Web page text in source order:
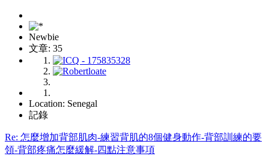
Newbie
文章: 35
Location: Senegal
記錄
Re: 怎麼增加背部肌肉-練習背肌的8個健身動作-背部訓練的要
領-背部疼痛怎麼緩解-四點注意事項